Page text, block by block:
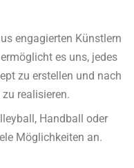
engagierten Künstlern
es uns, jedes
zu erstellen und nach
realisieren.
Handball oder
Möglichkeiten an.